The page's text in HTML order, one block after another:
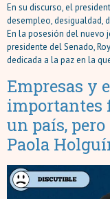
En su discurso, el
desempleo, desigualdad,
En la posesión del nuevo
presidente del Senado,
dedicada a la paz en la
Empresas y
importantes
un país,
Paola